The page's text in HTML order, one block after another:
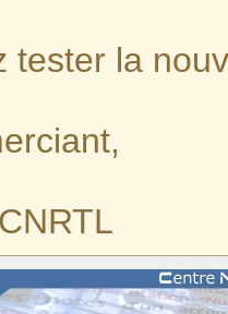
tester la